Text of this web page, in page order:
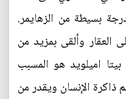
بسيطة من الزهايمر.
العقار وألقى بمزيد من
اميلويد هو المسبب
ذاكرة الإنسان ويقدر من